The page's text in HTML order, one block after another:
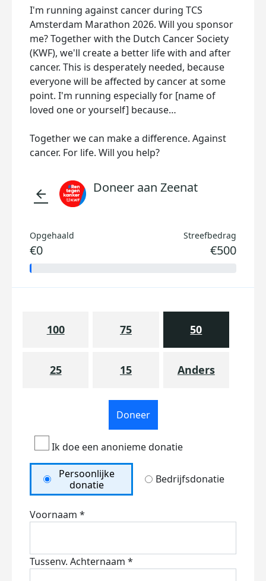
I'm running against cancer during TCS
Amsterdam Marathon 2026. Will you sponsor
me? Together with the Dutch Cancer Society
(KWF), we'll create a better life with and after
cancer. This is desperately needed, because
everyone will be affected by cancer at some
point. I'm running especially for [name of
loved one or yourself] because…
Together we can make a difference. Against
cancer. For life. Will you help?
arrow_back Doneer aan Zeenat
Opgehaald
€0
Streefbedrag
€500
100 75 50
25 15 Anders
Doneer
Ik doe een anonieme donatie
Persoonlijke
donatie
Bedrijfsdonatie
Voornaam *
Tussenv. Achternaam *